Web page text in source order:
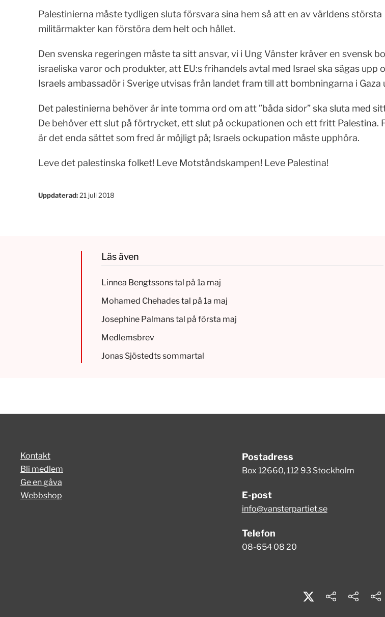
Palestinierna måste tydligen sluta försvara sina hem så att en av världens största
militärmakter kan förstöra dem helt och hållet.
Den svenska regeringen måste ta sitt ansvar, vi i Ung Vänster kräver en svensk
israeliska varor och produkter, att EU:s frihandels avtal med Israel ska sägas upp
Israels ambassadör i Sverige utvisas från landet fram till att bombningarna i Gaza
Det palestinierna behöver är inte tomma ord om att ”båda sidor” ska sluta med
De behöver ett slut på förtrycket, ett slut på ockupationen och ett fritt Palestina.
är det enda sättet som fred är möjligt på; Israels ockupation måste upphöra.
Leve det palestinska folket! Leve Motståndskampen! Leve Palestina!
Uppdaterad:21 juli 2018
Läs även
Linnea Bengtssons tal på 1a maj
Mohamed Chehades tal på 1a maj
Josephine Palmans tal på första maj
Medlemsbrev
Jonas Sjöstedts sommartal
Kontakt
Bli medlem
Ge en gåva
Webbshop
Postadress
Box 12660, 112 93 Stockholm
E-post
info@vansterpartiet.se
Telefon
08-654 08 20